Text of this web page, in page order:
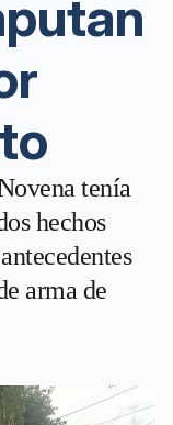
tenía
hechos
arma de